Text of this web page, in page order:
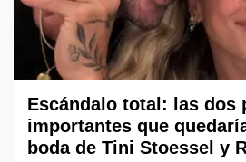
Escándalo total: las dos
importantes que
boda de Tini Stoessel y